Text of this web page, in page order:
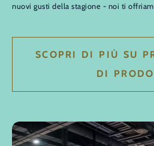
nuovi gusti della stagione - noi ti
SCOPRI DI PIÙ SU
DI